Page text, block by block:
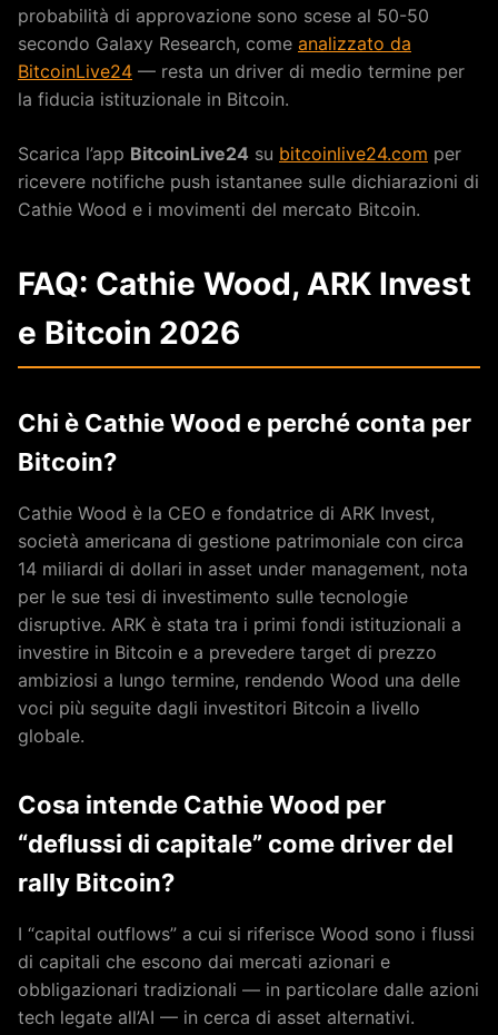
probabilità di approvazione sono scese al 50-50
secondo Galaxy Research, come analizzato da
BitcoinLive24 — resta un driver di medio termine per
la fiducia istituzionale in Bitcoin.
Scarica l’app BitcoinLive24 su bitcoinlive24.com per
ricevere notifiche push istantanee sulle dichiarazioni di
Cathie Wood e i movimenti del mercato Bitcoin.
FAQ: Cathie Wood, ARK Invest
e Bitcoin 2026
Chi è Cathie Wood e perché conta per
Bitcoin?
Cathie Wood è la CEO e fondatrice di ARK Invest,
società americana di gestione patrimoniale con circa
14 miliardi di dollari in asset under management, nota
per le sue tesi di investimento sulle tecnologie
disruptive. ARK è stata tra i primi fondi istituzionali a
investire in Bitcoin e a prevedere target di prezzo
ambiziosi a lungo termine, rendendo Wood una delle
voci più seguite dagli investitori Bitcoin a livello
globale.
Cosa intende Cathie Wood per
“deflussi di capitale” come driver del
rally Bitcoin?
I “capital outflows” a cui si riferisce Wood sono i flussi
di capitali che escono dai mercati azionari e
obbligazionari tradizionali — in particolare dalle azioni
tech legate all’AI — in cerca di asset alternativi.